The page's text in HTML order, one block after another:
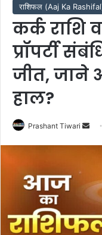
राशिफल (Aaj Ka
कर्क
प्रॉपर्टी
जीत, जाने
हाल?
Prashant Tiwari